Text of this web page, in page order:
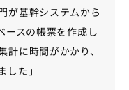
が基幹システムから
ースの帳票を作成し
に時間がかかり、
た」